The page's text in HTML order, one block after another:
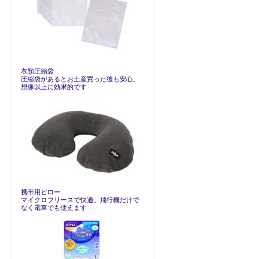
衣類圧縮袋
圧縮袋があるとお土産買った後も安心。
想像以上に効果的です
携帯用ピロー
マイクロフリースで快適。飛行機だけで
なく電車でも使えます